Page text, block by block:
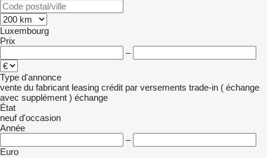
Luxembourg
Prix
–
Type d'annonce
vente du fabricant leasing crédit par versements trade-in ( échange
avec supplément ) échange
État
neuf d'occasion
Année
–
Euro